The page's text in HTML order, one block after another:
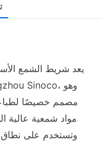
يعد شريط الشمع
مصمم خصيصًا
مواد شمعية عالية
وتستخدم على نطاق